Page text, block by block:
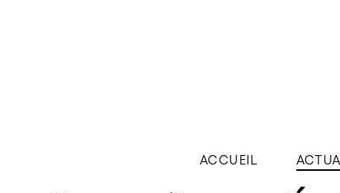
ACCUEIL